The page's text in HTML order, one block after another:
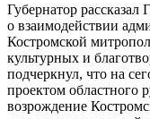
Губернатор рассказал
о взаимодействии
Костромской
культурных и
подчеркнул, что на
проектом областного
возрождение